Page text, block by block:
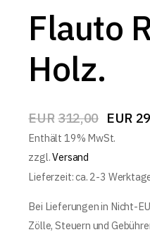
Flauto
Holz.
EUR 312,00 EUR
Enthält 19% MwSt.
zzgl.Versand
Lieferzeit: ca. 2-3
Bei Lieferungen in Nicht-
Zölle, Steuern und